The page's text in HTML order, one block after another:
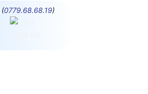
(0779.68.68.19)